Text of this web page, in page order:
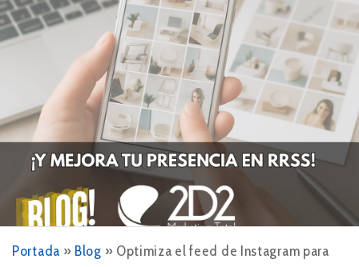
Portada » Blog » Optimiza el feed de Instagram para